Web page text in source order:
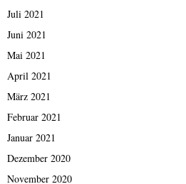
Juli 2021
Juni 2021
Mai 2021
April 2021
März 2021
Februar 2021
Januar 2021
Dezember 2020
November 2020